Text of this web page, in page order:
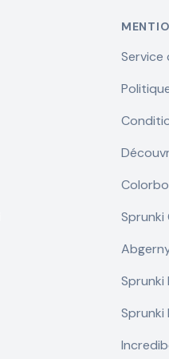
Service
Sprunki
Sprunki
Sprunki